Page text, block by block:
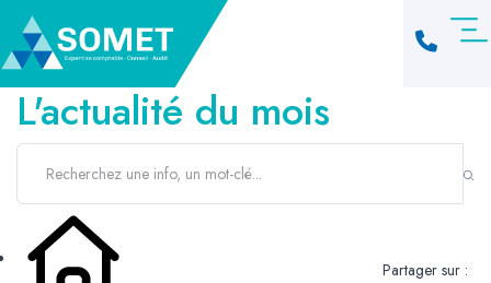
L'actualité du mois
Partager sur :